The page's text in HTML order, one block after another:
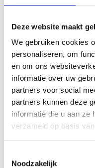
Deze website maakt
We gebruiken cookies
personaliseren, om
en om ons
informatie over uw
partners voor social
partners kunnen deze
informatie die u aan ze
verzameld op basis
Noodzakelijk